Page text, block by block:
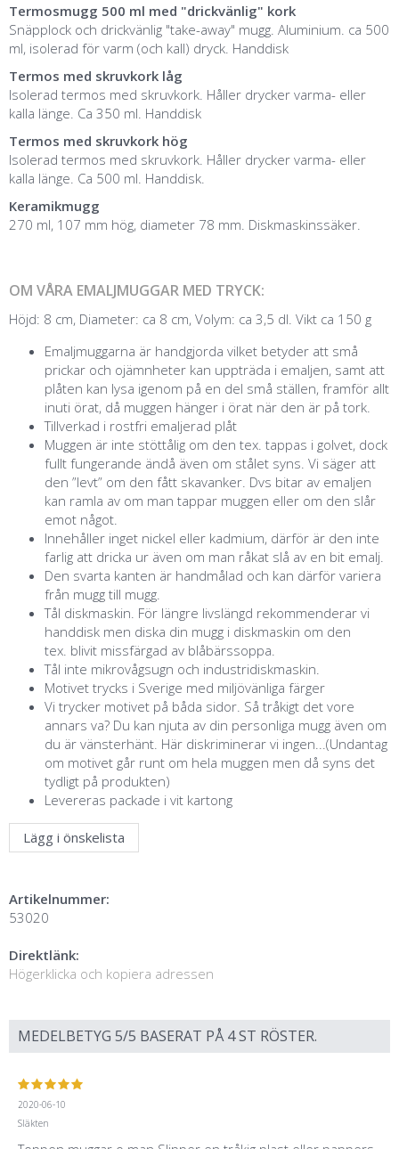
Termosmugg 500 ml med "drickvänlig" kork
Snäpplock och drickvänlig "take-away" mugg. Aluminium. ca 500
ml, isolerad för varm (och kall) dryck. Handdisk
Termos med skruvkork låg
​Isolerad termos med skruvkork. Håller drycker varma- eller
kalla länge. Ca 350 ml. Handdisk
Termos med skruvkork hög
Isolerad termos med skruvkork. Håller drycker varma- eller
kalla länge. Ca 500 ml. Handdisk.
Keramikmugg
270 ml, 107 mm hög, diameter 78 mm. Diskmaskinssäker.
OM VÅRA EMALJMUGGAR MED TRYCK:
Höjd: 8 cm, Diameter: ca 8 cm, Volym: ca 3,5 dl. Vikt ca 150 g
Emaljmuggarna är handgjorda vilket betyder att små
prickar och ojämnheter kan uppträda i emaljen, samt att
plåten kan lysa igenom på en del små ställen, framför allt
inuti örat, då muggen hänger i örat när den är på tork.
Tillverkad i rostfri emaljerad plåt
Muggen är inte stöttålig om den tex. tappas i golvet, dock
fullt fungerande ändå även om stålet syns. Vi säger att
den ”levt” om den fått skavanker. Dvs bitar av emaljen
kan ramla av om man tappar muggen eller om den slår
emot något.
Innehåller inget nickel eller kadmium, därför är den inte
farlig att dricka ur även om man råkat slå av en bit emalj.
Den svarta kanten är handmålad och kan därför variera
från mugg till mugg.
Tål diskmaskin. För längre livslängd rekommenderar vi
handdisk men diska din mugg i diskmaskin om den
tex. blivit missfärgad av blåbärssoppa.
Tål inte mikrovågsugn och industridiskmaskin.
Motivet trycks i Sverige med miljövänliga färger
Vi trycker motivet på båda sidor. Så tråkigt det vore
annars va? Du kan njuta av din personliga mugg även om
du är vänsterhänt. Här diskriminerar vi ingen...(Undantag
om motivet går runt om hela muggen men då syns det
tydligt på produkten)
Levereras packade i vit kartong
Lägg i önskelista
Artikelnummer:
53020
Direktlänk:
Högerklicka och kopiera adressen
MEDELBETYG 5/5 BASERAT PÅ4ST RÖSTER.
2020-06-10
Släkten